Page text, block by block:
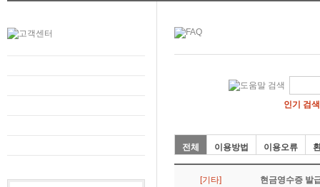
인기 검
전체 이용방법 이용오류
[기타] 현금영수증 발